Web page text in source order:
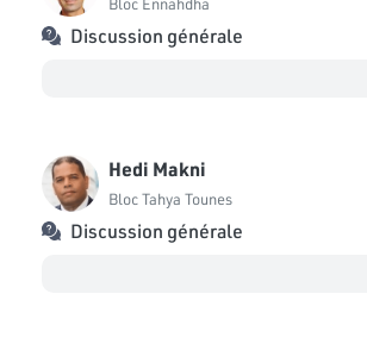
Discussion générale
Hedi Makni
Bloc Tahya Tounes
Discussion générale